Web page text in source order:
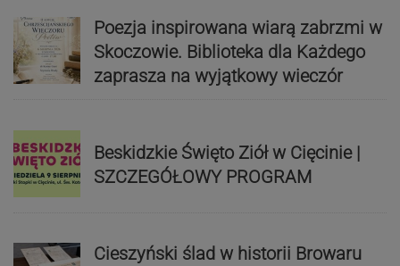
Poezja inspirowana wiarą zabrzmi w
Skoczowie. Biblioteka dla Każdego
zaprasza na wyjątkowy wieczór
Beskidzkie Święto Ziół w Cięcinie |
SZCZEGÓŁOWY PROGRAM
Cieszyński ślad w historii Browaru